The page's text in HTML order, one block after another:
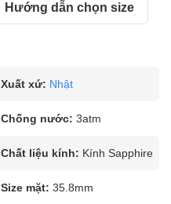
Hướng dẫn chọn size
Xuất xứ: Nhật
Chống nước: 3atm
Chất liệu kính: Kính Sapphire
Size mặt: 35.8mm